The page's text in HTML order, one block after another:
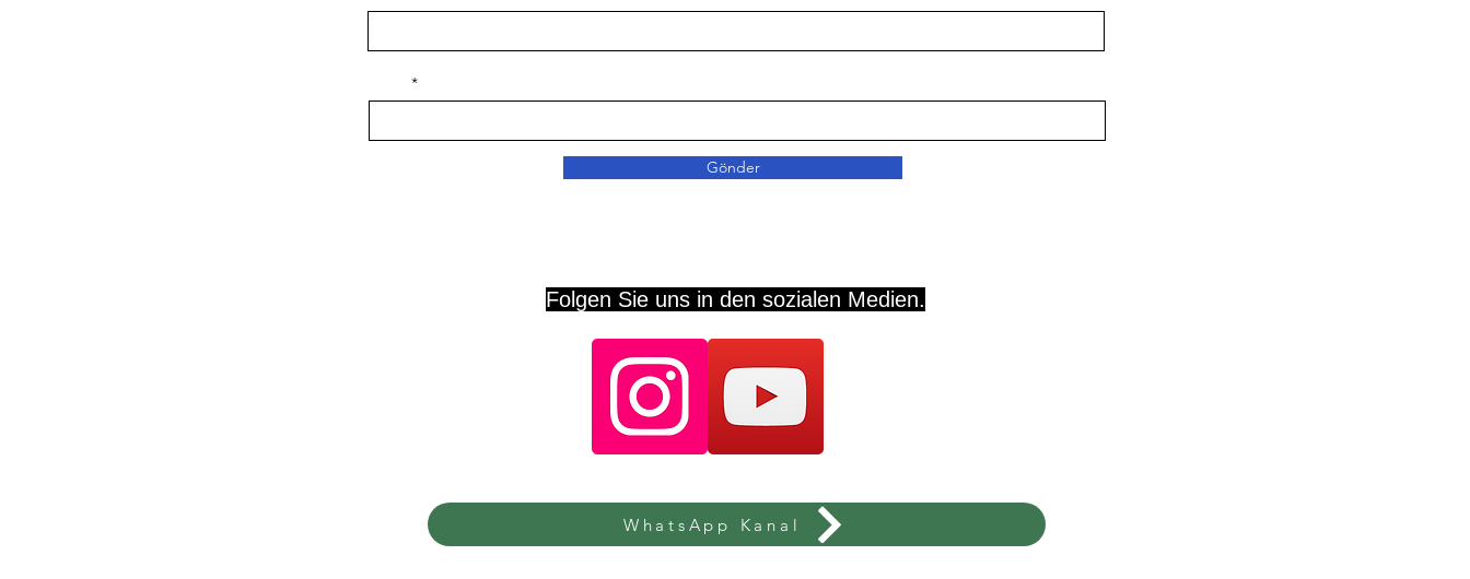
Gönder
Folgen Sie uns in den sozialen Medien.
WhatsApp Kanal